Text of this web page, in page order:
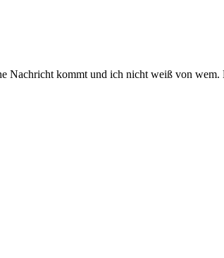
kommt und ich nicht weiß von wem.